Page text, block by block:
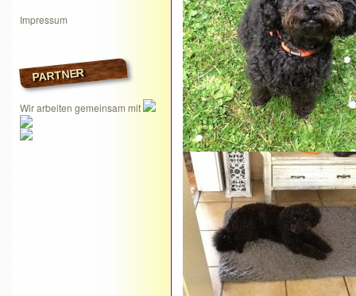
Impressum
PARTNER
Wir arbeiten gemeinsam mit